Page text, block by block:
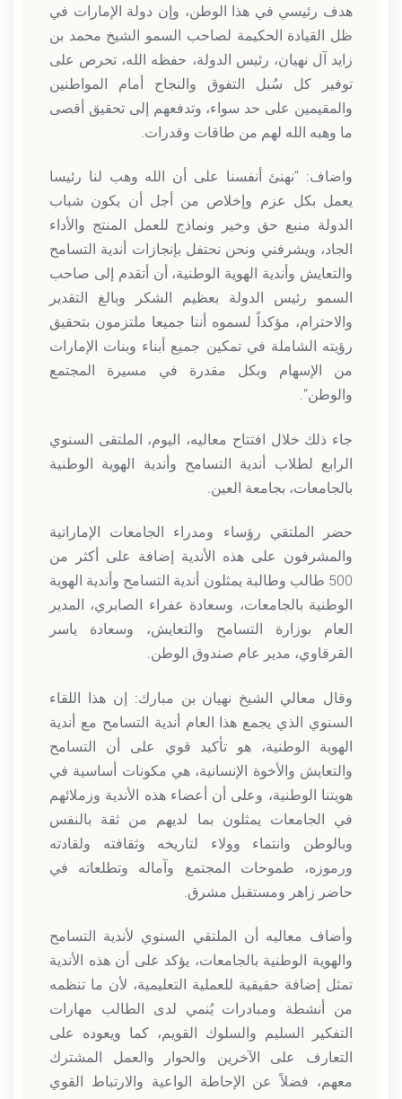
هدف رئيسي في هذا الوطن، وإن دولة الإمارات في
ظل القيادة الحكيمة لصاحب السمو الشيخ محمد بن
زايد آل نهيان، رئيس الدولة، حفظه الله، تحرص على
توفير كل سُبل التفوق والنجاح أمام المواطنين
والمقيمين على حد سواء، وتدفعهم إلى تحقيق أقصى
ما وهبه الله لهم من طاقات وقدرات.
واضاف: “نهنئ أنفسنا على أن الله وهب لنا رئيسا
يعمل بكل عزم وإخلاص من أجل أن يكون شباب
الدولة منبع حق وخير ونماذج للعمل المنتج والأداء
الجاد، ويشرفني ونحن نحتفل بإنجازات أندية التسامح
والتعايش وأندية الهوية الوطنية، أن أتقدم إلى صاحب
السمو رئيس الدولة بعظيم الشكر وبالغ التقدير
والاحترام، مؤكداً لسموه أننا جميعا ملتزمون بتحقيق
رؤيته الشاملة في تمكين جميع أبناء وبنات الإمارات
من الإسهام وبكل مقدرة في مسيرة المجتمع
والوطن”.
جاء ذلك خلال افتتاح معاليه، اليوم، الملتقى السنوي
الرابع لطلاب أندية التسامح وأندية الهوية الوطنية
بالجامعات، بجامعة العين.
حضر الملتقي رؤساء ومدراء الجامعات الإماراتية
والمشرفون على هذه الأندية إضافة على أكثر من
500 طالب وطالبة يمثلون أندية التسامح وأندية الهوية
الوطنية بالجامعات، وسعادة عفراء الصابري، المدير
العام بوزارة التسامح والتعايش، وسعادة ياسر
القرقاوي، مدير عام صندوق الوطن.
وقال معالي الشيخ نهيان بن مبارك: إن هذا اللقاء
السنوي الذي يجمع هذا العام أندية التسامح مع أندية
الهوية الوطنية، هو تأكيد قوي على أن التسامح
والتعايش والأخوة الإنسانية، هي مكونات أساسية في
هويتنا الوطنية، وعلى أن أعضاء هذه الأندية وزملائهم
في الجامعات يمثلون بما لديهم من ثقة بالنفس
وبالوطن وانتماء وولاء لتاريخه وثقافته ولقادته
ورموزه، طموحات المجتمع وآماله وتطلعاته في
حاضر زاهر ومستقبل مشرق.
وأضاف معاليه أن الملتقي السنوي لأندية التسامح
والهوية الوطنية بالجامعات، يؤكد على أن هذه الأندية
تمثل إضافة حقيقية للعملية التعليمية، لأن ما تنظمه
من أنشطة ومبادرات يُنمي لدى الطالب مهارات
التفكير السليم والسلوك القويم، كما ويعوده على
التعارف على الآخرين والحوار والعمل المشترك
معهم، فضلاً عن الإحاطة الواعية والارتباط القوي